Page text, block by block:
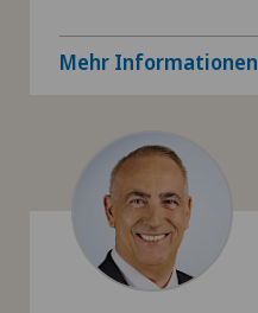
Mehr Informationen